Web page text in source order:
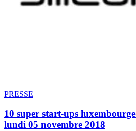
PRESSE
10 super start-ups
lundi 05 novembre 2018